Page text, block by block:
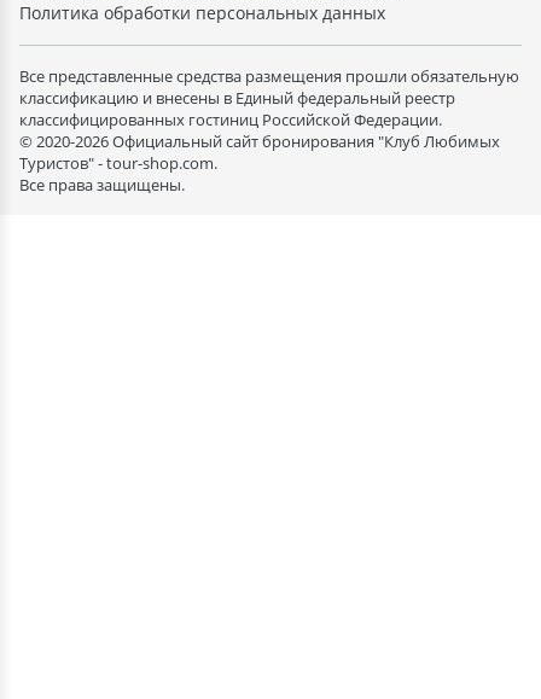
Политика обработки персональных данных
Все представленные средства размещения прошли обязательную
классификацию и внесены в Единый федеральный реестр
классифицированных гостиниц Российской Федерации.
© 2020-2026 Официальный сайт бронирования "Клуб Любимых
Туристов" - tour-shop.com.
Все права защищены.